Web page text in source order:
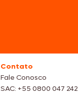
Contato
Fale Conosco
SAC: +55 0800 047